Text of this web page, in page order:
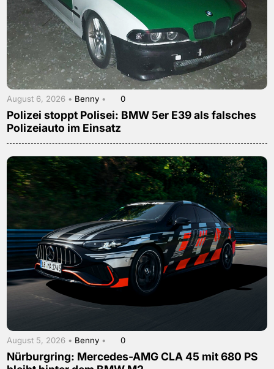
August 6, 2026 • Benny • 0
Polizei stoppt Polisei: BMW 5er E39 als falsches
Polizeiauto im Einsatz
August 5, 2026 • Benny • 0
Nürburgring: Mercedes-AMG CLA 45 mit 680 PS